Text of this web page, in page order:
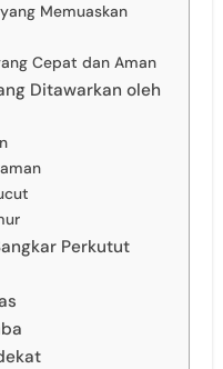
Memuaskan
Cepat dan Aman
Ditawarkan oleh
Perkutut